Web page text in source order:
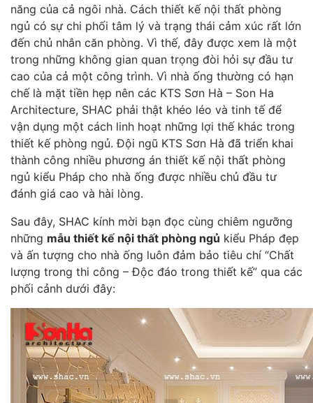
năng của cả ngôi nhà. Cách thiết kế nội thất phòng
ngủ có sự chi phối tâm lý và trạng thái cảm xúc rất lớn
đến chủ nhân căn phòng. Vì thế, đây được xem là một
trong những không gian quan trọng đòi hỏi sự đầu tư
cao của cả một công trình. Vì nhà ống thường có hạn
chế là mặt tiền hẹp nên các KTS Sơn Hà – Son Ha
Architecture, SHAC phải thật khéo léo và tinh tế để
vận dụng một cách linh hoạt những lợi thế khác trong
thiết kế phòng ngủ. Đội ngũ KTS Sơn Hà đã triển khai
thành công nhiều phương án thiết kế nội thất phòng
ngủ kiểu Pháp cho nhà ống được nhiều chủ đầu tư
đánh giá cao và hài lòng.
Sau đây, SHAC kính mời bạn đọc cùng chiêm ngưỡng
những mẫu thiết kế nội thất phòng ngủ kiểu Pháp đẹp
và ấn tượng cho nhà ống luôn đảm bảo tiêu chí “Chất
lượng trong thi công – Độc đáo trong thiết kế” qua các
phối cảnh dưới đây: